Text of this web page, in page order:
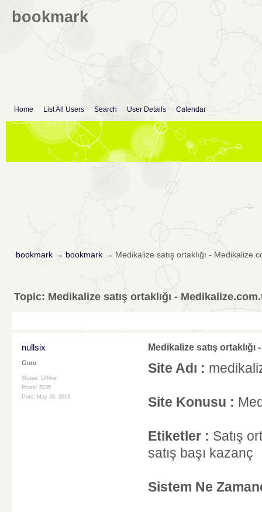
bookmark
Home List All Users Search User Details Calendar
bookmark→ bookmark→ Medikalize satış ortaklığı -
Topic: Medikalize satış ortaklığı -
nullsix
Guru
Status: Offline
Posts: 5235
Date: May 28, 2013
Medikalize satış
Site Adı :
Site Konusu :
Etiketler : Satış
satış başı kazanç
Sistem Ne